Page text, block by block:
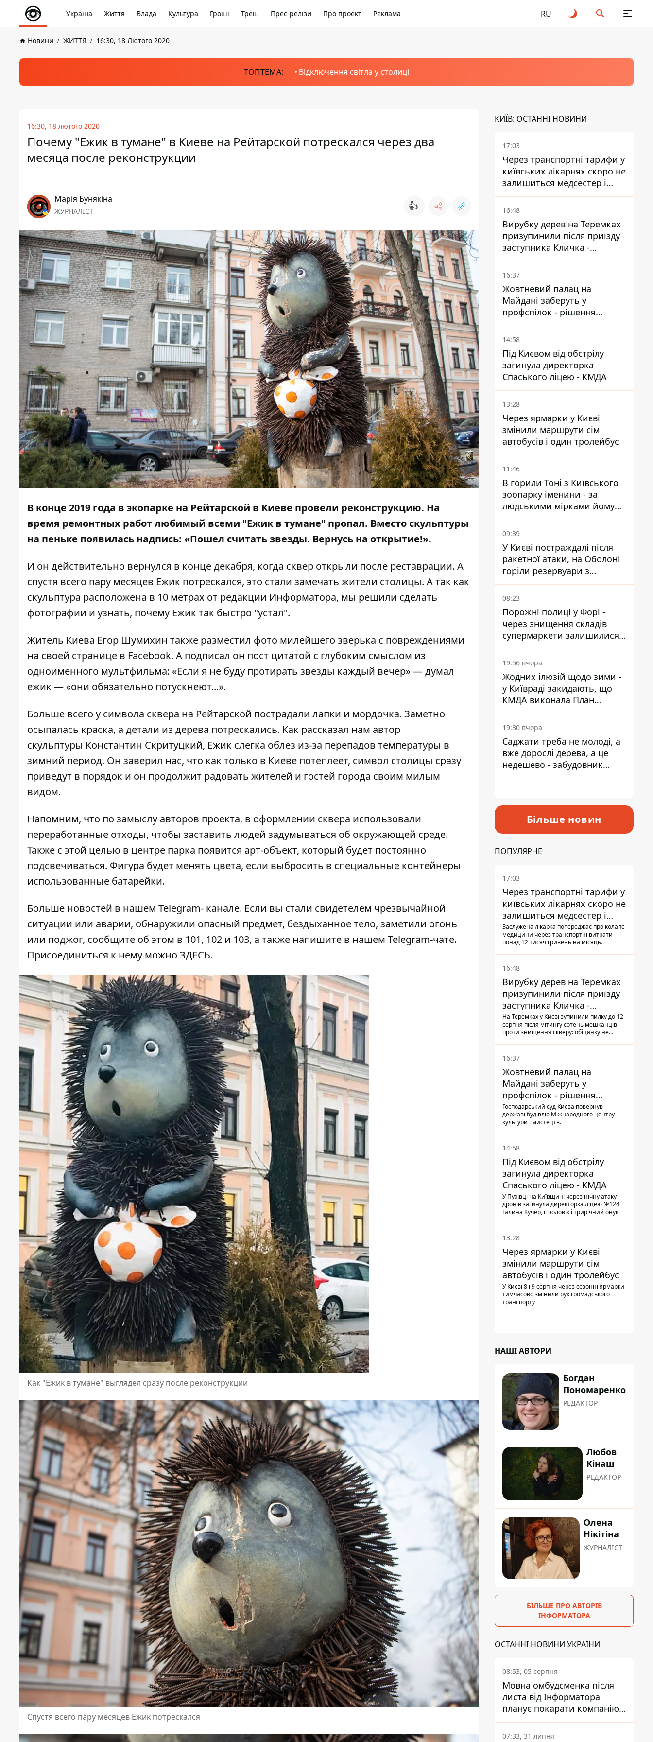
Україна Життя Влада Культура Гроші Треш Прес-релізи Про проект Реклама RU
Новини ЖИТТЯ 16:30, 18 Лютого 2020
ТОПТЕМА: Відключення світла у столиці
16:30, 18 лютого 2020
Почему "Ежик в тумане" в Киеве на Рейтарской потрескался через два
месяца после реконструкции
Марія Бунякіна
ЖУРНАЛІСТ 👍
В конце 2019 года в экопарке на Рейтарской в Киеве провели реконструкцию. На
время ремонтных работ любимый всеми "Ежик в тумане" пропал. Вместо скульптуры
на пеньке появилась надпись: «Пошел считать звезды. Вернусь на открытие!».
И он действительно вернулся в конце декабря, когда сквер открыли после реставрации. А
спустя всего пару месяцев Ежик потрескался, это стали замечать жители столицы. А так как
скульптура расположена в 10 метрах от редакции Информатора, мы решили сделать
фотографии и узнать, почему Ежик так быстро "устал".
Житель Киева Егор Шумихин также разместил фото милейшего зверька с повреждениями
на своей странице в Facebook. А подписал он пост цитатой с глубоким смыслом из
одноименного мультфильма: «Если я не буду протирать звезды каждый вечер» — думал
ежик — «они обязательно потускнеют...».
Больше всего у символа сквера на Рейтарской пострадали лапки и мордочка. Заметно
осыпалась краска, а детали из дерева потрескались. Как рассказал нам автор
скульптуры Константин Скритуцкий, Ежик слегка облез из-за перепадов температуры в
зимний период. Он заверил нас, что как только в Киеве потеплеет, символ столицы сразу
приведут в порядок и он продолжит радовать жителей и гостей города своим милым
видом.
Напомним, что по замыслу авторов проекта, в оформлении сквера использовали
переработанные отходы, чтобы заставить людей задумываться об окружающей среде.
Также с этой целью в центре парка появится арт-объект, который будет постоянно
подсвечиваться. Фигура будет менять цвета, если выбросить в специальные контейнеры
использованные батарейки.
Больше новостей в нашем Telegram- канале. Если вы стали свидетелем чрезвычайной
ситуации или аварии, обнаружили опасный предмет, бездыханное тело, заметили огонь
или поджог, сообщите об этом в 101, 102 и 103, а также напишите в нашем Telegram-чате.
Присоединиться к нему можно ЗДЕСЬ.
Как "Ежик в тумане" выглядел сразу после реконструкции
Спустя всего пару месяцев Ежик потрескался
КИЇВ: ОСТАННІ НОВИНИ
17:03
Через транспортні тарифи у
київських лікарнях скоро не
залишиться медсестер і
санітарок - професор
Голубовська
16:48
Вирубку дерев на Теремках
призупинили після приїзду
заступника Кличка -
почався діалог
16:37
Жовтневий палац на
Майдані заберуть у
профспілок - рішення
Господарського суду
14:58
Під Києвом від обстрілу
загинула директорка
Спаського ліцею - КМДА
13:28
Через ярмарки у Києві
змінили маршрути сім
автобусів і один тролейбус
11:46
В горили Тоні з Київського
зоопарку іменини - за
людськими мірками йому
вже понад 90 років
09:39
У Києві постраждалі після
ракетної атаки, на Оболоні
горіли резервуари з
паливом
08:23
Порожні полиці у Форі -
через знищення складів
супермаркети залишилися
без асортименту
19:56 вчора
Жодних ілюзій щодо зими -
у Київраді закидають, що
КМДА виконала План
стійкості на 20%
19:30 вчора
Саджати треба не молоді, а
вже дорослі дерева, а це
недешево - забудовник
Більше новин
ПОПУЛЯРНЕ
17:03
Через транспортні тарифи у
київських лікарнях скоро не
залишиться медсестер і
санітарок - професор
Голубовська
Заслужена лікарка попереджає про колапс
медицини через транспортні витрати
понад 12 тисяч гривень на місяць.
16:48
Вирубку дерев на Теремках
призупинили після приїзду
заступника Кличка -
почався діалог
На Теремках у Києві зупинили пилку до 12
серпня після мітингу сотень мешканців
проти знищення скверу: обіцянку не
прибув налагодити комунікацію
16:37
Жовтневий палац на
Майдані заберуть у
профспілок - рішення
Господарського суду
Господарський суд Києва повернув
державі будівлю Міжнародного центру
культури і мистецтв.
14:58
Під Києвом від обстрілу
загинула директорка
Спаського ліцею - КМДА
У Пухівці на Київщині через нічну атаку
дронів загинула директорка ліцею №124
Галина Кучер, її чоловік і трирічний онук
13:28
Через ярмарки у Києві
змінили маршрути сім
автобусів і один тролейбус
У Києві 8 і 9 серпня через сезонні ярмарки
тимчасово змінили рух громадського
транспорту
НАШІ АВТОРИ
Богдан
Пономаренко
РЕДАКТОР
Любов
Кінаш
РЕДАКТОР
Олена
Нікітіна
ЖУРНАЛІСТ
БІЛЬШЕ ПРО АВТОРІВ
ІНФОРМАТОРА
ОСТАННІ НОВИНИ УКРАЇНИ
08:53, 05 серпня
Мовна омбудсменка після
листа від Інформатора
планує покарати компанію-
підрядника ПриватБанку
07:33, 31 липня